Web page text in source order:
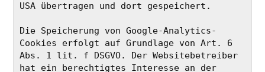
USA übertragen und dort gespeichert.
Die Speicherung von Google-Analytics-
Cookies erfolgt auf Grundlage von Art. 6
Abs. 1 lit. f DSGVO. Der Websitebetreiber
hat ein berechtigtes Interesse an der